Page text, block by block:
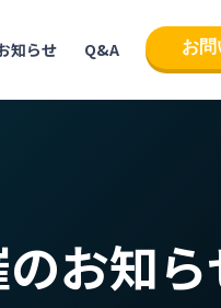
知らせ Q&A お問
お知ら